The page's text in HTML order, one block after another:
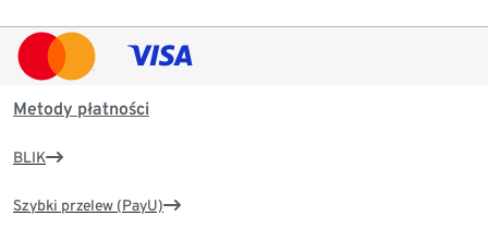
Metody płatności
BLIK
Szybki przelew (PayU)